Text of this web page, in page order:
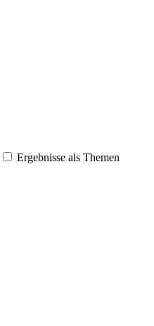
Ergebnisse als Themen